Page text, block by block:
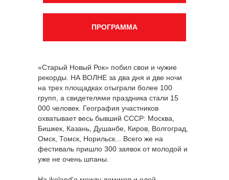
«Старый Новый Рок» побил свои и чужие
рекорды. НА ВОЛНЕ за два дня и две ночи
на трех площадках отыграли более 100
групп, а свидетелями праздника стали 15
000 человек. География участников
охватывает весь бывший СССР: Москва,
Бишкек, Казань, Душанбе, Киров, Волгоград,
Омск, Томск, Норильск... Всего же на
фестиваль пришло 300 заявок от молодой и
уже не очень шпаны.
ПРОГРАММА